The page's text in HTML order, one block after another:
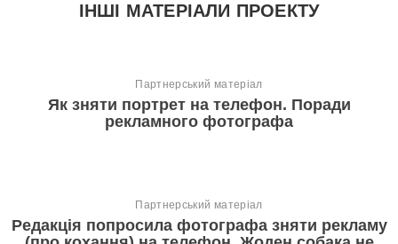
ІНШІ МАТЕРІАЛИ ПРОЕКТУ
Партнерський матеріал
Як зняти портрет на телефон. Поради
рекламного фотографа
Партнерський матеріал
Редакція попросила фотографа зняти рекламу